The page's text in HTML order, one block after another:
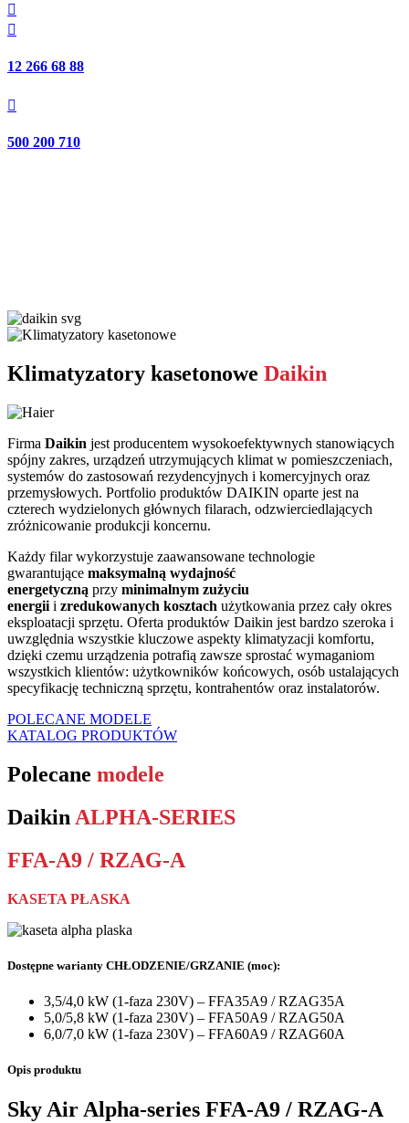


12 266 68 88

500 200 710
Klimatyzatory kasetonowe Daikin
Firma Daikin jest producentem wysokoefektywnych stanowiących
spójny zakres, urządzeń utrzymujących klimat w pomieszczeniach,
systemów do zastosowań rezydencyjnych i komercyjnych oraz
przemysłowych. Portfolio produktów DAIKIN oparte jest na
czterech wydzielonych głównych filarach, odzwierciedlających
zróżnicowanie produkcji koncernu.
Każdy filar wykorzystuje zaawansowane technologie
gwarantujące maksymalną wydajność
energetyczną przy minimalnym zużyciu
energii i zredukowanych kosztach użytkowania przez cały okres
eksploatacji sprzętu. Oferta produktów Daikin jest bardzo szeroka i
uwzględnia wszystkie kluczowe aspekty klimatyzacji komfortu,
dzięki czemu urządzenia potrafią zawsze sprostać wymaganiom
wszystkich klientów: użytkowników końcowych, osób ustalających
specyfikację techniczną sprzętu, kontrahentów oraz instalatorów.
POLECANE MODELE
KATALOG PRODUKTÓW
Polecane modele
Daikin ALPHA-SERIES
FFA-A9 / RZAG-A
KASETA PŁASKA
Dostępne warianty CHŁODZENIE/GRZANIE (moc):
3,5/4,0 kW (1-faza 230V) – FFA35A9 / RZAG35A
5,0/5,8 kW (1-faza 230V) – FFA50A9 / RZAG50A
6,0/7,0 kW (1-faza 230V) – FFA60A9 / RZAG60A
Opis produktu
Sky Air Alpha-series FFA-A9 / RZAG-A